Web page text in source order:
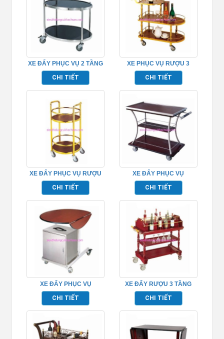
XE ĐẨY PHỤC VỤ 2 TẦNG
TPXD0007
CHI TIẾT
XE PHỤC VỤ RƯỢU 3
TẦNG TPXD0012
CHI TIẾT
XE ĐẨY PHỤC VỤ RƯỢU
INOX – TPXD0021
CHI TIẾT
XE ĐẨY PHỤC VỤ
TPXD0005
CHI TIẾT
XE ĐẨY PHỤC VỤ
TPXD0001
CHI TIẾT
XE ĐẨY RƯỢU 3 TẦNG
TPXD0011
CHI TIẾT